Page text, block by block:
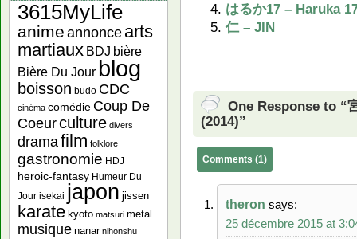
はるか17 – Haruka
仁 – JIN
One Response to “
(2014)”
Comments (1)
theron says:
25 décembre 2015 at
3615MyLife
anime annonce arts
martiaux BDJ bière
Bière Du Jour blog
boisson budo CDC
cinéma comédie Coup De
Coeurculture divers
dramafilm folklore
gastronomie HDJ
heroic-fantasy Humeur Du
Jour isekai japon jissen
karate kyoto matsuri metal
musique nanar nihonshu